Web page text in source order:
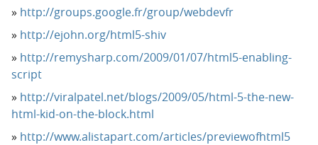
http://groups.google.fr/group/webdevfr
http://ejohn.org/html5-shiv
http://remysharp.com/2009/01/07/html5-enabling-
script
http://viralpatel.net/blogs/2009/05/html-5-the-new-
html-kid-on-the-block.html
http://www.alistapart.com/articles/previewofhtml5